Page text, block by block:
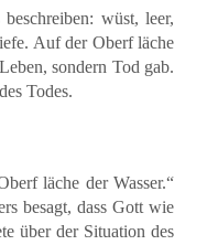
wüst, leer,
Auf der Oberf läche
sondern Tod gab.
Todes.
läche der Wasser.“
besagt, dass Gott wie
über der Situation des